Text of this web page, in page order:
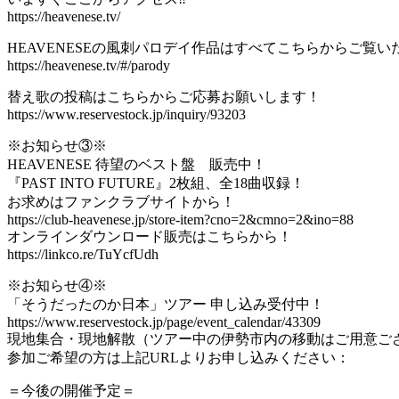
https://heavenese.tv/
HEAVENESEの風刺パロデイ作品はすべてこちらからご覧い
https://heavenese.tv/#/parody
替え歌の投稿はこちらからご応募お願いします！
https://www.reservestock.jp/inquiry/93203
※お知らせ③※
HEAVENESE 待望のベスト盤 販売中！
『PAST INTO FUTURE』2枚組、全18曲収録！
お求めはファンクラブサイトから！
https://club-heavenese.jp/store-item?cno=2&cmno=2&ino=88
オンラインダウンロード販売はこちらから！
https://linkco.re/TuYcfUdh
※お知らせ④※
「そうだったのか日本」ツアー 申し込み受付中！
https://www.reservestock.jp/page/event_calendar/43309
現地集合・現地解散（ツアー中の伊勢市内の移動はご用意ご
参加ご希望の方は上記URLよりお申し込みください：
＝今後の開催予定＝